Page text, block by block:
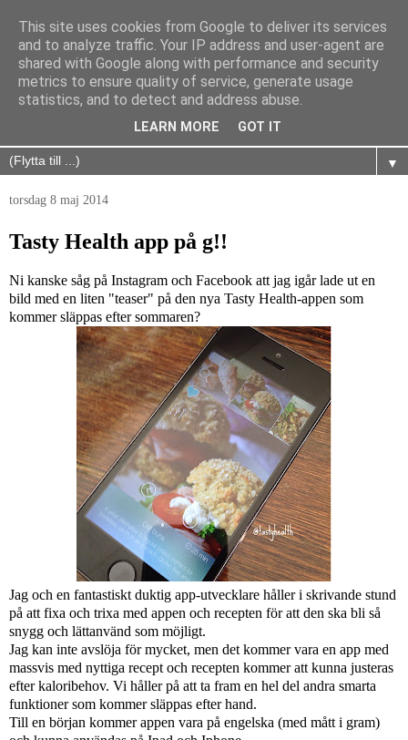
▼
torsdag 8 maj 2014
Tasty Health app på g!!
Ni kanske såg på Instagram och Facebook att jag igår lade ut en
bild med en liten "teaser" på den nya Tasty Health-appen som
kommer släppas efter sommaren?
Jag och en fantastiskt duktig app-utvecklare håller i skrivande stund
på att fixa och trixa med appen och recepten för att den ska bli så
snygg och lättanvänd som möjligt.
Jag kan inte avslöja för mycket, men det kommer vara en app med
massvis med nyttiga recept och recepten kommer att kunna justeras
efter kaloribehov. Vi håller på att ta fram en hel del andra smarta
funktioner som kommer släppas efter hand.
Till en början kommer appen vara på engelska (med mått i gram)
This site uses cookies from Google to deliver its services
and to analyze traffic. Your IP address and user-agent are
shared with Google along with performance and security
metrics to ensure quality of service, generate usage
statistics, and to detect and address abuse.
LEARN MORE GOT IT